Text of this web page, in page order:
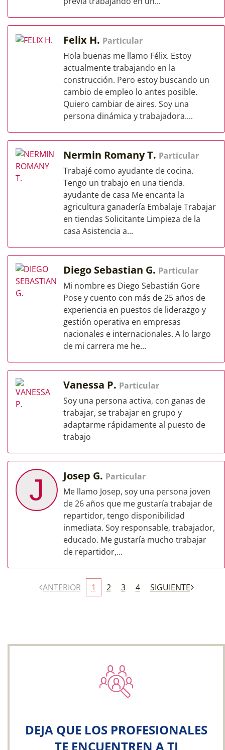
Felix H. Particular
Hola buenas me llamo Félix. Estoy
actualmente trabajando en la
construcción. Pero estoy buscando un
cambio de empleo lo antes posible.
Quiero cambiar de aires. Soy una
persona dinámica y trabajadora....
Nermin Romany T. Particular
Trabajé como ayudante de cocina.
Tengo un trabajo en una tienda.
ayudante de casa Me encanta la
agricultura ganadería Embalaje Trabajar
en tiendas Solicitante Limpieza de la
casa Asistencia a...
Diego Sebastian G. Particular
Mi nombre es Diego Sebastián Gore
Pose y cuento con más de 25 años de
experiencia en puestos de liderazgo y
gestión operativa en empresas
nacionales e internacionales. A lo largo
de mi carrera me he...
Vanessa P. Particular
Soy una persona activa, con ganas de
trabajar, se trabajar en grupo y
adaptarme rápidamente al puesto de
trabajo
J Josep G. Particular
Me llamo Josep, soy una persona joven
de 26 años que me gustaría trabajar de
repartidor, tengo disponibilidad
inmediata. Soy responsable, trabajador,
educado. Me gustaría mucho trabajar
de repartidor,...
ANTERIOR 1 2 3 4 SIGUIENTE
DEJA QUE LOS PROFESIONALES
TE ENCUENTREN A TI